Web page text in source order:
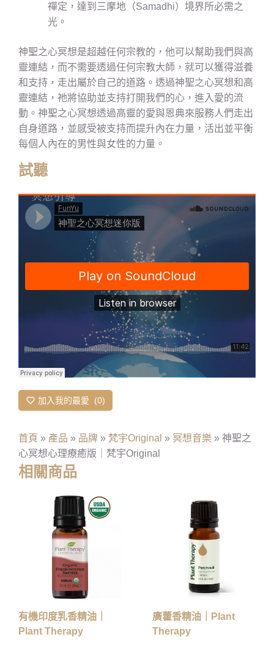
禪定，達到三摩地（Samadhi）境界所必需之
光。
神聖之心冥想是超越任何宗教的，他可以幫助我們與高
靈連結，而不需要透過任何宗教大師，就可以獲得滋養
和支持，走出屬於自己的道路。透過神聖之心冥想和高
靈連結，祂將協助並支持打開我們的心，進入愛的流
動。神聖之心冥想透過高靈的愛與恩典來服務人們走出
自身道路，並感受被支持而提升內在力量，活出並平衡
每個人內在的男性與女性的力量。
試聽
加入我的最愛 0
首頁 » 產品 » 品牌 » 梵宇Original » 冥想音樂 » 神聖之
心冥想心理療癒版｜梵宇Original
相關商品
有機印度乳香精油｜
Plant Therapy
廣藿香精油｜Plant
Therapy